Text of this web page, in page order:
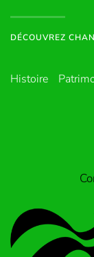
DÉCOUVREZ
Histoire